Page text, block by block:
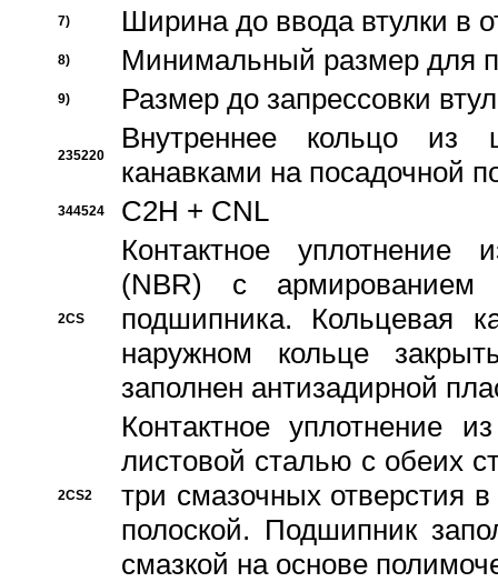
7) Ширина до ввода втулки в
8) Минимальный размер для
9) Размер до запрессовки
235220
Внутреннее кольцо из
канавками на посадочной
344524 C2H + CNL
2CS
Контактное уплотнение
(NBR) с
подшипника. Кольцевая
наружном кольце
заполнен антизадирной
2CS2
Контактное уплотнение
листовой сталью с обеих
три смазочных отверстия
полоской. Подшипник
смазкой на основе